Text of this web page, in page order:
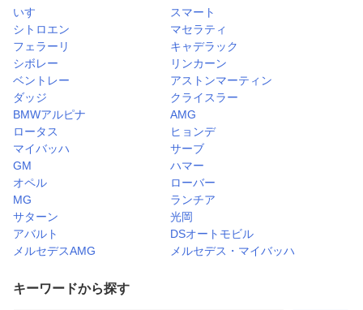
いすゞ
スマート
シトロエン
マセラティ
フェラーリ
キャデラック
シボレー
リンカーン
ベントレー
アストンマーティン
ダッジ
クライスラー
BMWアルピナ
AMG
ロータス
ヒョンデ
マイバッハ
サーブ
GM
ハマー
オペル
ローバー
MG
ランチア
サターン
光岡
アバルト
DSオートモビル
メルセデスAMG
メルセデス・マイバッハ
キーワードから探す